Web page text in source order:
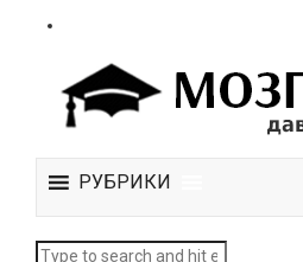
РУБРИКИ